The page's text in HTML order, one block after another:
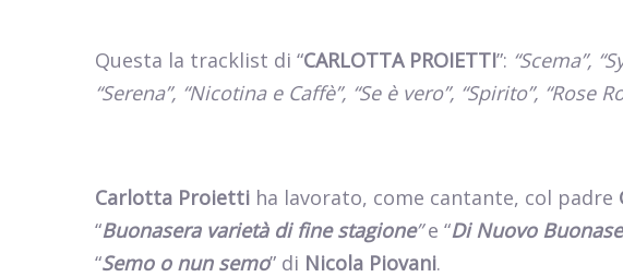
Questa la tracklist di “CARLOTTA PROIETTI”: “Scema”,
“Serena”, “Nicotina e Caffè”, “Se è vero”, “Spirito”, “Rose
Carlotta Proietti ha lavorato, come cantante, col padre
“Buonasera varietà di fine stagione”e “Di Nuovo
“Semo o nun semo” di Nicola Piovani.